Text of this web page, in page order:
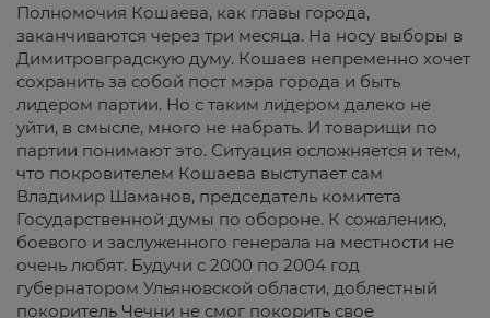
Полномочия Кошаева, как главы города,
заканчиваются через три месяца. На носу выборы в
Димитровградскую думу. Кошаев непременно хочет
сохранить за собой пост мэра города и быть
лидером партии. Но с таким лидером далеко не
уйти, в смысле, много не набрать. И товарищи по
партии понимают это. Ситуация осложняется и тем,
что покровителем Кошаева выступает сам
Владимир Шаманов, председатель комитета
Государственной думы по обороне. К сожалению,
боевого и заслуженного генерала на местности не
очень любят. Будучи с 2000 по 2004 год
губернатором Ульяновской области, доблестный
покоритель Чечни не смог покорить свое